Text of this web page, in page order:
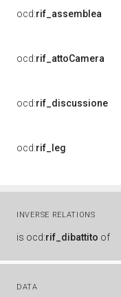
ocd:rif_assemblea
ocd:rif_attoCamera
ocd:rif_discussione
ocd:rif_leg
INVERSE RELATIONS
is ocd:rif_dibattito of
DATA